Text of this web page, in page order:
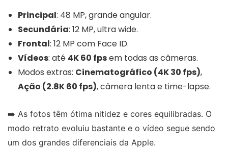
Principal: 48 MP, grande angular.
Secundária: 12 MP, ultra wide.
Frontal: 12 MP com Face ID.
Vídeos: até 4K 60 fpsem todas as câmeras.
Modos extras: Cinematográfico (4K 30 fps),
Ação (2.8K 60 fps), câmera lenta e time-lapse.
➡️ As fotos têm ótima nitidez e cores equilibradas. O
modo retrato evoluiu bastante e o vídeo segue sendo
um dos grandes diferenciais da Apple.